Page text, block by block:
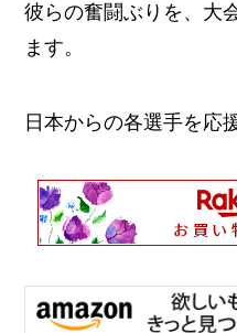
彼らの奮闘ぶりを、大
ます。
日本からの各選手を応